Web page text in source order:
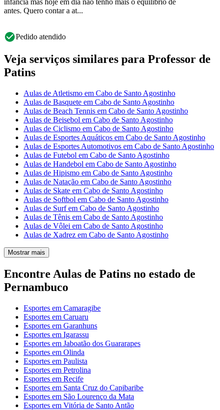
infância mas hoje em dia não tenho mais o equilíbrio de
antes. Quero contar a at...
Pedido atendido
Veja serviços similares para Professor de
Patins
Aulas de Atletismo em Cabo de Santo Agostinho
Aulas de Basquete em Cabo de Santo Agostinho
Aulas de Beach Tennis em Cabo de Santo Agostinho
Aulas de Beisebol em Cabo de Santo Agostinho
Aulas de Ciclismo em Cabo de Santo Agostinho
Aulas de Esportes Aquáticos em Cabo de Santo Agostinho
Aulas de Esportes Automotivos em Cabo de Santo Agostinho
Aulas de Futebol em Cabo de Santo Agostinho
Aulas de Handebol em Cabo de Santo Agostinho
Aulas de Hipismo em Cabo de Santo Agostinho
Aulas de Natação em Cabo de Santo Agostinho
Aulas de Skate em Cabo de Santo Agostinho
Aulas de Softbol em Cabo de Santo Agostinho
Aulas de Surf em Cabo de Santo Agostinho
Aulas de Tênis em Cabo de Santo Agostinho
Aulas de Vôlei em Cabo de Santo Agostinho
Aulas de Xadrez em Cabo de Santo Agostinho
Mostrar mais
Encontre Aulas de Patins no estado de
Pernambuco
Esportes em Camaragibe
Esportes em Caruaru
Esportes em Garanhuns
Esportes em Igarassu
Esportes em Jaboatão dos Guararapes
Esportes em Olinda
Esportes em Paulista
Esportes em Petrolina
Esportes em Recife
Esportes em Santa Cruz do Capibaribe
Esportes em São Lourenço da Mata
Esportes em Vitória de Santo Antão